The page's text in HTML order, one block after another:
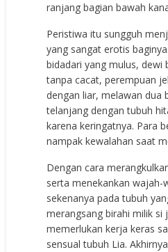
ranjang bagian bawah
Peristiwa itu sungguh
yang sangat erotis
bidadari yang mulus, dewi
tanpa cacat, perempuan
dengan liar, melawan dua
telanjang dengan tubuh
karena keringatnya. Para
nampak kewalahan saat
Dengan cara
serta menekankan wajah-
sekenanya pada tubuh
merangsang birahi milik si
memerlukan kerja keras
sensual tubuh Lia.